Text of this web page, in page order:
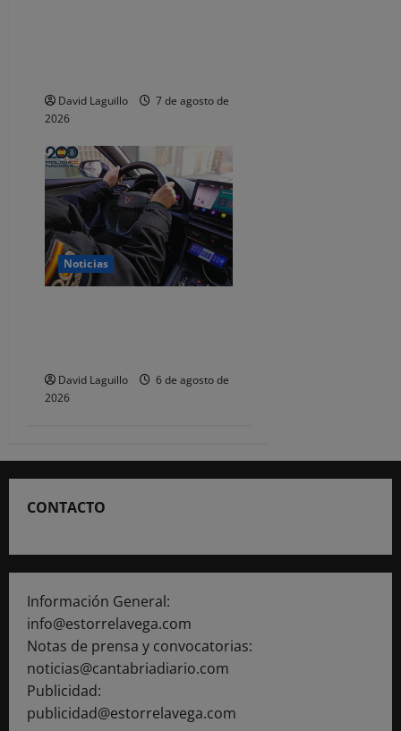
David Laguillo
7 de agosto de
2026
Noticias
David Laguillo
6 de agosto de
2026
CONTACTO
Información General:
info@estorrelavega.com
Notas de prensa y convocatorias:
noticias@cantabriadiario.com
Publicidad:
publicidad@estorrelavega.com